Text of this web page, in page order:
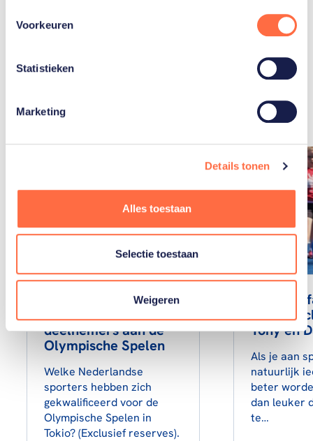
Voorkeuren
Statistieken
Marketing
Details tonen
Alles toestaan
Selectie toestaan
Weigeren
Gerelateerde
Toon alle
Nederlandse
deelnemers aan de
Olympische Spelen
Welke Nederlandse
sporters hebben zich
gekwalificeerd voor de
Olympische Spelen in
Tokio? (Exclusief reserves).
atletiek-
Tony en
Als je aan
natuurlijk
beter
dan leuker
te…